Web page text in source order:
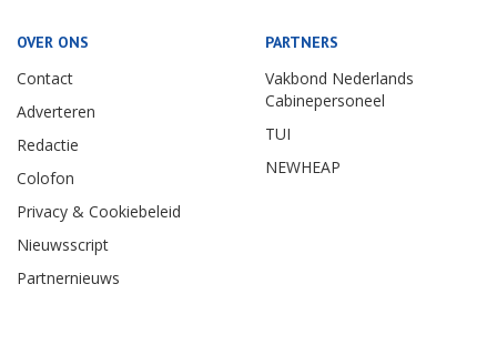
OVER ONS
Contact
Adverteren
Redactie
Colofon
Privacy & Cookiebeleid
Nieuwsscript
Partnernieuws
PARTNERS
Vakbond Nederlands
Cabinepersoneel
TUI
NEWHEAP